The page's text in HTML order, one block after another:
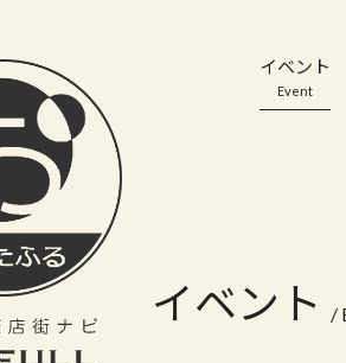
イベント
Event
イベント /